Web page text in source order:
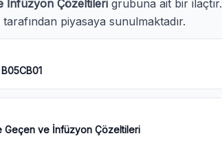
İnfüzyon Çözeltileri grubuna ait bir ilaçtır.
piyasaya sunulmaktadır.
Geçen ve İnfüzyon Çözeltileri